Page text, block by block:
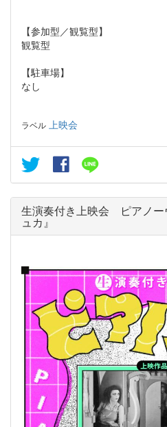
【参加型／観覧型】
観覧型
【駐車場】
なし
ラベル 上映会
生演奏付き上映会 ピアノー
ュカ』